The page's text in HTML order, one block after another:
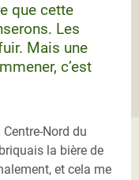
que cette
Les
Mais une
c’est
Nord du
la bière de
et cela me